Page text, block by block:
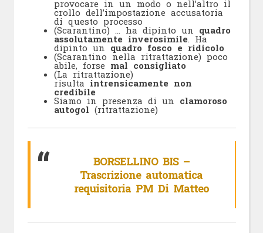
provocare in un modo o nell’altro il
crollo dell’impostazione accusatoria
di questo processo
(Scarantino) … ha dipinto un quadro
assolutamente inverosimile. Ha
dipinto un quadro fosco e ridicolo
(Scarantino nella ritrattazione) poco
abile, forse mal consigliato
(La ritrattazione)
risulta intrensicamente non
credibile
Siamo in presenza di un clamoroso
autogol (ritrattazione)
BORSELLINO BIS –
Trascrizione automatica
requisitoria PM Di Matteo